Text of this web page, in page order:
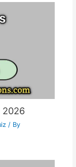
2026
/ By